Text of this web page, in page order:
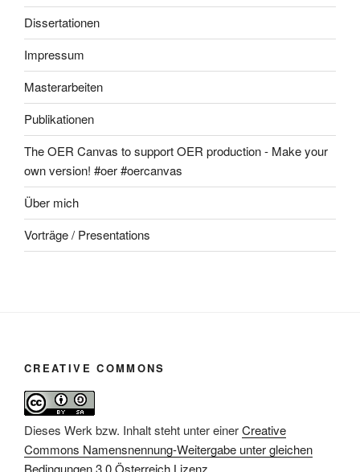
Dissertationen
Impressum
Masterarbeiten
Publikationen
The OER Canvas to support OER production - Make your
own version! #oer #oercanvas
Über mich
Vorträge / Presentations
CREATIVE COMMONS
Dieses Werk bzw. Inhalt steht unter einerCreative
Commons Namensnennung-Weitergabe unter gleichen
Bedingungen 3.0 Österreich Lizenz